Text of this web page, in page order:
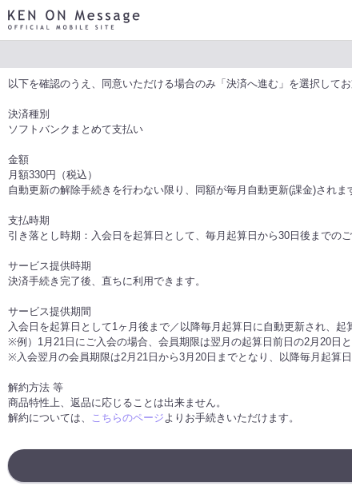
以下を確認のうえ、同意いただける場合のみ「決済へ進む」を選択してお
決済種別
ソフトバンクまとめて支払い
金額
月額330円（税込）
自動更新の解除手続きを行わない限り、同額が毎月自動更新(課金)されま
支払時期
引き落とし時期：入会日を起算日として、毎月起算日から30日後までの
サービス提供時期
決済手続き完了後、直ちに利用できます。
サービス提供期間
入会日を起算日として1ヶ月後まで／以降毎月起算日に自動更新され、起
※例）1月21日にご入会の場合、会員期限は翌月の起算日前日の2月20日
※入会翌月の会員期限は2月21日から3月20日までとなり、以降毎月起算日
解約方法 等
商品特性上、返品に応じることは出来ません。
解約については、 こちらのページよりお手続きいただけます。